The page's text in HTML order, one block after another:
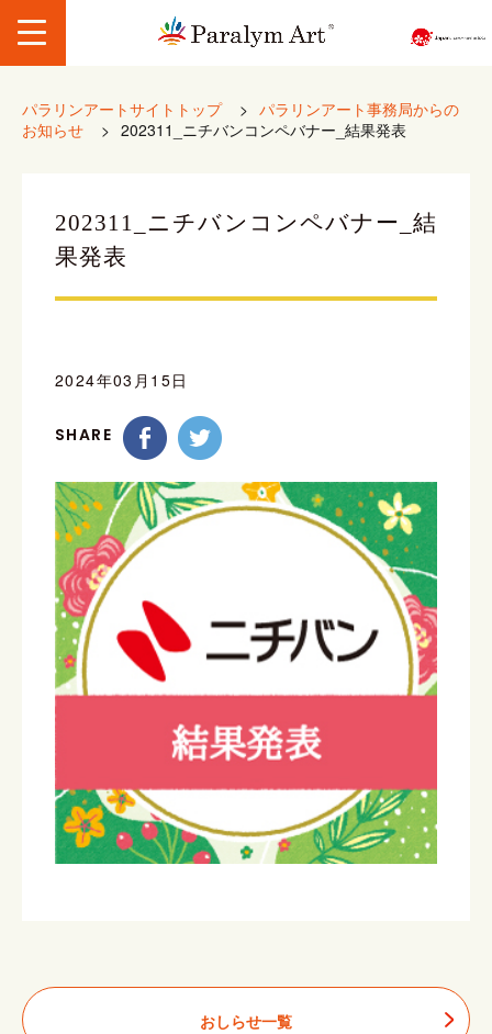
パラリンアートサイトトップ > パラリンアート事務局からの
お知らせ
> 202311_ニチバンコンペバナー_結果発表
202311_ニチバンコンペバナー_結
果発表
2024年03月15日
SHARE
おしらせ一覧